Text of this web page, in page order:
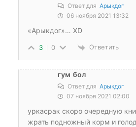
Ответ для Арыкдог
06 ноября 2021 13:32
«Арыкдог»… XD
3 0 Ответить
гум бол
Ответ для Арыкдог
07 ноября 2021 02:00
уркасрак скоро очередную
жрать подножный корм и